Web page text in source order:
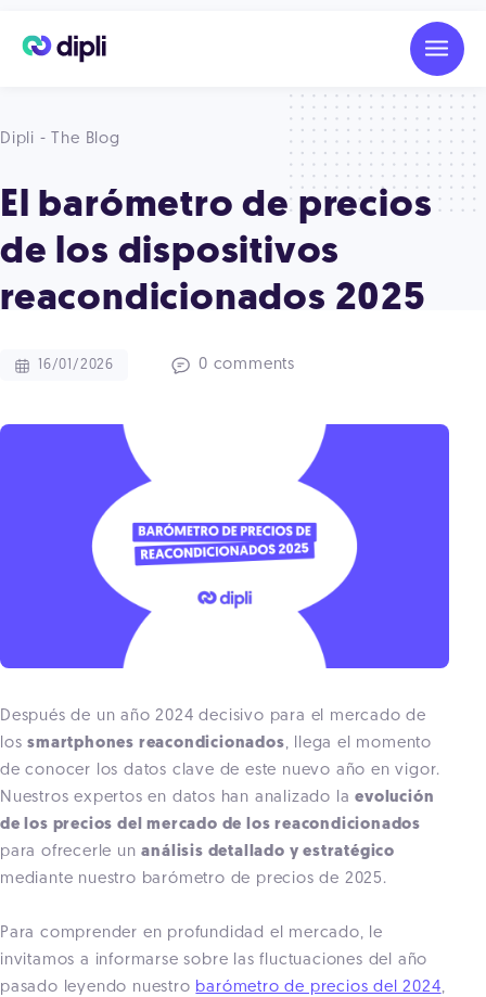
Dipli - The Blog
El barómetro de precios
de los dispositivos
reacondicionados 2025
16/01/2026 0 comments
Después de un año 2024 decisivo para el mercado de
lossmartphones reacondicionados, llega el momento
de conocer los datos clave de este nuevo año en vigor.
Nuestros expertos en datos han analizado laevolución
de los precios del mercado de los reacondicionados
para ofrecerle unanálisis detallado y estratégico
mediante nuestro barómetro de precios de 2025.
Para comprender en profundidad el mercado, le
invitamos a informarse sobre las fluctuaciones del año
pasado leyendo nuestro barómetro de precios del 2024,